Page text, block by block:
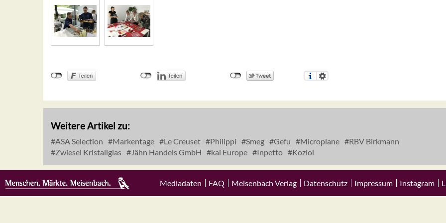
Weitere Artikel zu:
ASA Selection Markentage Le Creuset Philippi Smeg Gefu Microplane
RBV Birkmann
Zwiesel Kristallglas
Jähn Handels GmbH kai Europe Inpetto Koziol
Mediadaten FAQ Meisenbach Verlag Datenschutz Impressum Instagram